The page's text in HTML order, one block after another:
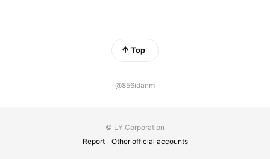
Top
@856idanm
© LY Corporation
Report
Other official accounts